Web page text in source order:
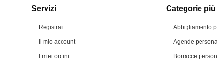
Servizi
Registrati
Il mio account
I miei ordini
Categorie
Abbigliamento
Agende
Borracce